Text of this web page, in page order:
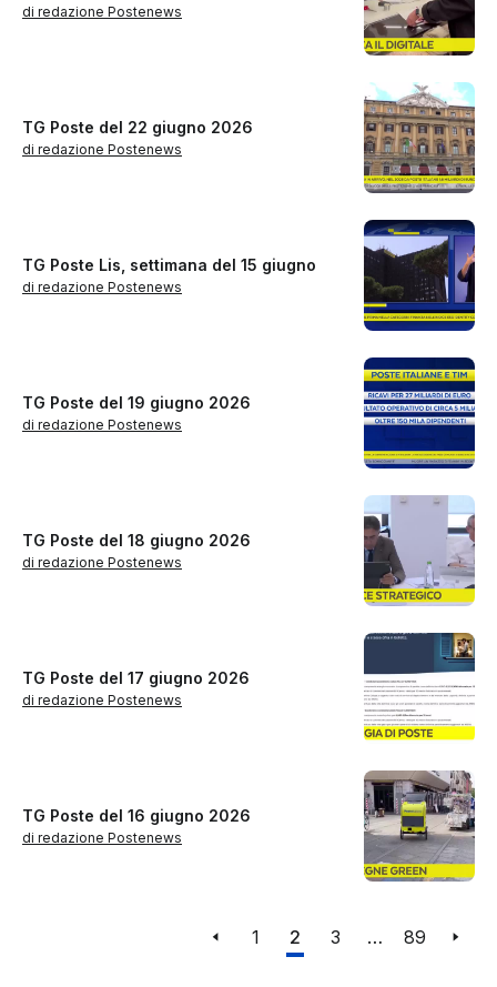
di redazione Postenews
TG Poste del 22 giugno 2026
di redazione Postenews
TG Poste Lis, settimana del 15 giugno
di redazione Postenews
TG Poste del 19 giugno 2026
di redazione Postenews
TG Poste del 18 giugno 2026
di redazione Postenews
TG Poste del 17 giugno 2026
di redazione Postenews
TG Poste del 16 giugno 2026
di redazione Postenews
1 2 3 … 89